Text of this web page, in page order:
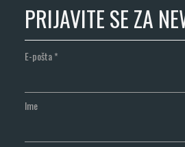
PRIJAVITE SE ZA
E-pošta*
Ime